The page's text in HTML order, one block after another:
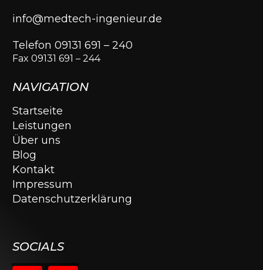
info@medtech-ingenieur.de
Telefon 09131 691 – 240
Fax 09131 691 – 244
NAVIGATION
Startseite
Leistungen
Über uns
Blog
Kontakt
Impressum
Datenschutzerklärung
SOCIALS